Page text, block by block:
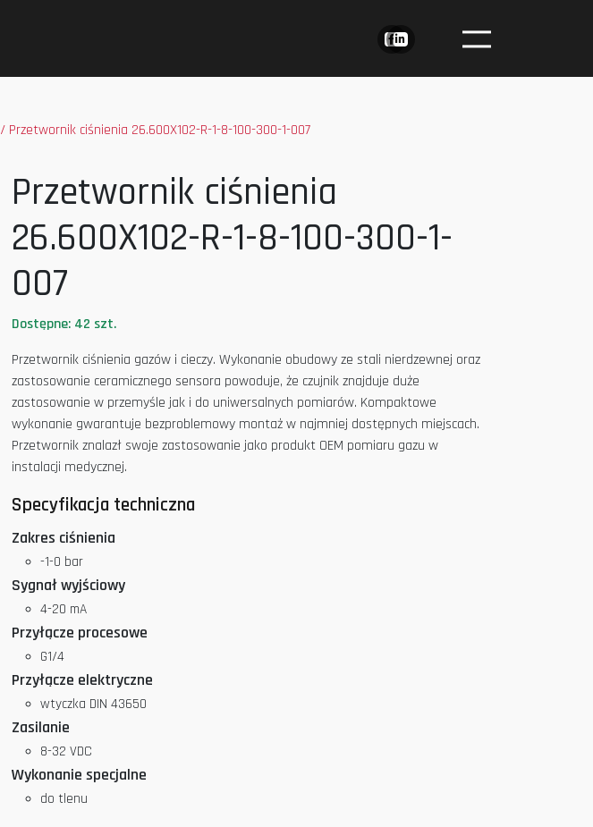
/ Przetwornik ciśnienia 26.600X102-R-1-8-100-300-1-007
Przetwornik ciśnienia
26.600X102-R-1-8-100-300-1-
007
Dostępne: 42 szt.
Przetwornik ciśnienia gazów i cieczy. Wykonanie obudowy ze stali nierdzewnej oraz
zastosowanie ceramicznego sensora powoduje, że czujnik znajduje duże
zastosowanie w przemyśle jak i do uniwersalnych pomiarów. Kompaktowe
wykonanie gwarantuje bezproblemowy montaż w najmniej dostępnych miejscach.
Przetwornik znalazł swoje zastosowanie jako produkt OEM pomiaru gazu w
instalacji medycznej.
Specyfikacja techniczna
Zakres ciśnienia
-1-0 bar
Sygnał wyjściowy
4-20 mA
Przyłącze procesowe
G1/4
Przyłącze elektryczne
wtyczka DIN 43650
Zasilanie
8-32 VDC
Wykonanie specjalne
do tlenu